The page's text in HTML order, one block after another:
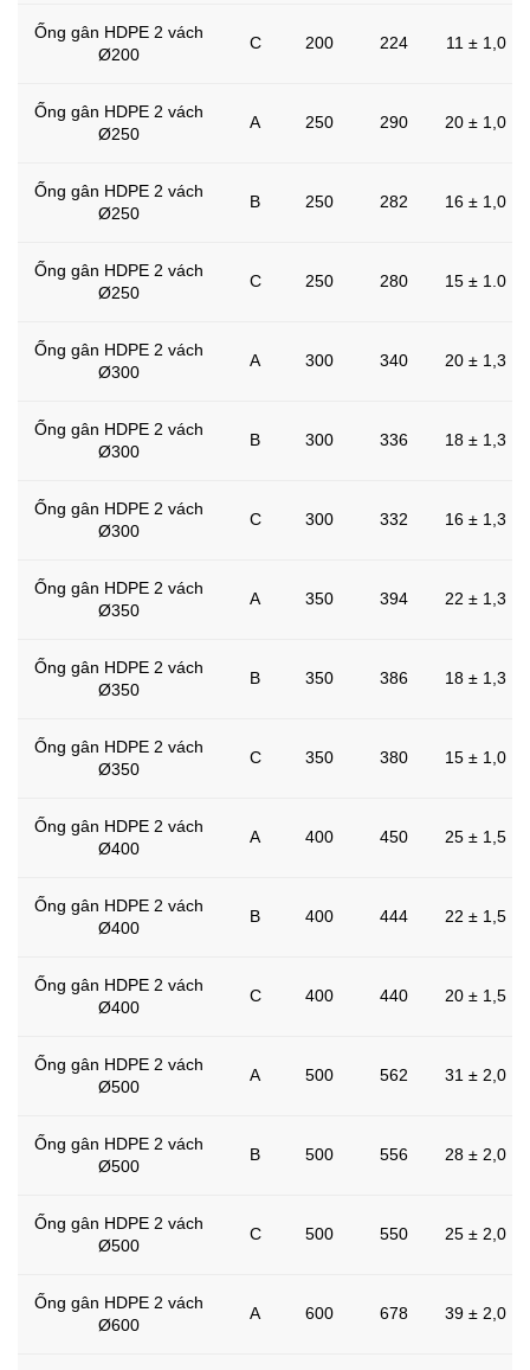
Ống gân HDPE 2 vách
Ø200
C 200 224 11 ± 1,0
Ống gân HDPE 2 vách
Ø250
A 250 290 20 ± 1,0
Ống gân HDPE 2 vách
Ø250
B 250 282 16 ± 1,0
Ống gân HDPE 2 vách
Ø250
C 250 280 15 ± 1.0
Ống gân HDPE 2 vách
Ø300
A 300 340 20 ± 1,3
Ống gân HDPE 2 vách
Ø300
B 300 336 18 ± 1,3
Ống gân HDPE 2 vách
Ø300
C 300 332 16 ± 1,3
Ống gân HDPE 2 vách
Ø350
A 350 394 22 ± 1,3
Ống gân HDPE 2 vách
Ø350
B 350 386 18 ± 1,3
Ống gân HDPE 2 vách
Ø350
C 350 380 15 ± 1,0
Ống gân HDPE 2 vách
Ø400
A 400 450 25 ± 1,5
Ống gân HDPE 2 vách
Ø400
B 400 444 22 ± 1,5
Ống gân HDPE 2 vách
Ø400
C 400 440 20 ± 1,5
Ống gân HDPE 2 vách
Ø500
A 500 562 31 ± 2,0
Ống gân HDPE 2 vách
Ø500
B 500 556 28 ± 2,0
Ống gân HDPE 2 vách
Ø500
C 500 550 25 ± 2,0
Ống gân HDPE 2 vách
Ø600
A 600 678 39 ± 2,0